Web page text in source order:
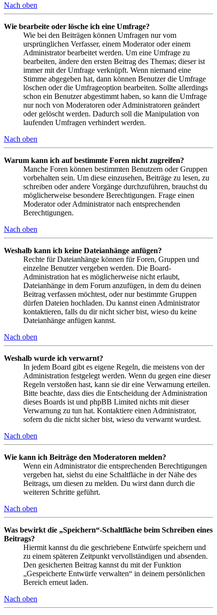
Nach oben
Wie bearbeite oder lösche ich eine Umfrage?
Wie bei den Beiträgen können Umfragen nur vom
ursprünglichen Verfasser, einem Moderator oder einem
Administrator bearbeitet werden. Um eine Umfrage zu
bearbeiten, ändere den ersten Beitrag des Themas; dieser ist
immer mit der Umfrage verknüpft. Wenn niemand eine
Stimme abgegeben hat, dann können Benutzer die Umfrage
löschen oder die Umfrageoption bearbeiten. Sollte allerdings
schon ein Benutzer abgestimmt haben, so kann die Umfrage
nur noch von Moderatoren oder Administratoren geändert
oder gelöscht werden. Dadurch soll die Manipulation von
laufenden Umfragen verhindert werden.
Nach oben
Warum kann ich auf bestimmte Foren nicht zugreifen?
Manche Foren können bestimmten Benutzern oder Gruppen
vorbehalten sein. Um diese einzusehen, Beiträge zu lesen, zu
schreiben oder andere Vorgänge durchzuführen, brauchst du
möglicherweise besondere Berechtigungen. Frage einen
Moderator oder Administrator nach entsprechenden
Berechtigungen.
Nach oben
Weshalb kann ich keine Dateianhänge anfügen?
Rechte für Dateianhänge können für Foren, Gruppen und
einzelne Benutzer vergeben werden. Die Board-
Administration hat es möglicherweise nicht erlaubt,
Dateianhänge in dem Forum anzufügen, in dem du deinen
Beitrag verfassen möchtest, oder nur bestimmte Gruppen
dürfen Dateien hochladen. Du kannst einen Administrator
kontaktieren, falls du dir nicht sicher bist, wieso du keine
Dateianhänge anfügen kannst.
Nach oben
Weshalb wurde ich verwarnt?
In jedem Board gibt es eigene Regeln, die meistens von der
Administration festgelegt werden. Wenn du gegen eine dieser
Regeln verstoßen hast, kann sie dir eine Verwarnung erteilen.
Bitte beachte, dass dies die Entscheidung der Administration
dieses Boards ist und phpBB Limited nichts mit dieser
Verwarnung zu tun hat. Kontaktiere einen Administrator,
sofern du die nicht sicher bist, wieso du verwarnt wurdest.
Nach oben
Wie kann ich Beiträge den Moderatoren melden?
Wenn ein Administrator die entsprechenden Berechtigungen
vergeben hat, siehst du eine Schaltfläche in der Nähe des
Beitrags, um diesen zu melden. Du wirst dann durch die
weiteren Schritte geführt.
Nach oben
Was bewirkt die „Speichern“-Schaltfläche beim Schreiben eines
Beitrags?
Hiermit kannst du die geschriebene Entwürfe speichern und
zu einem späteren Zeitpunkt vervollständigen und absenden.
Den gesicherten Beitrag kannst du mit der Funktion
„Gespeicherte Entwürfe verwalten“ in deinem persönlichen
Bereich erneut laden.
Nach oben